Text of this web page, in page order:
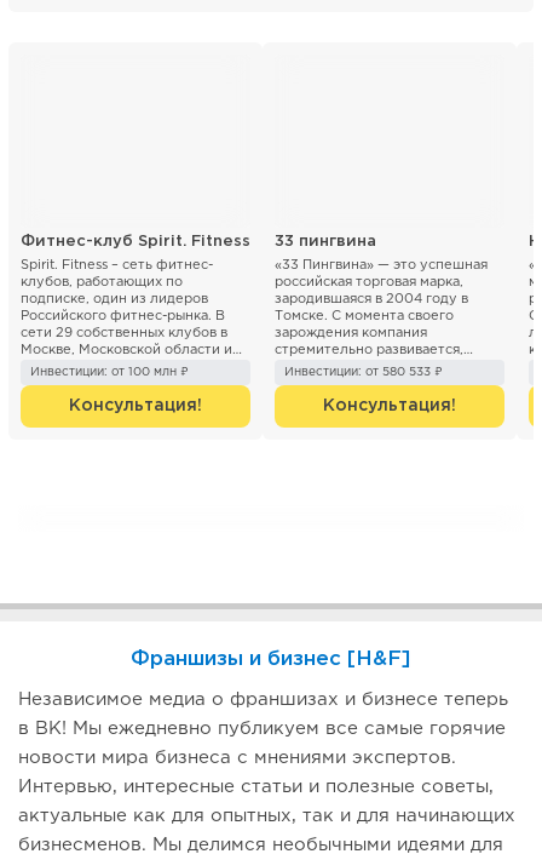
Фитнес-клуб Spirit. Fitness
Spirit. Fitness – сеть фитнес-
клубов, работающих по
подписке, один из лидеров
Российского фитнес-рынка. В
сети 29 собственных клубов в
Москве, Московской области и
Санкт- Петербурге. Компани...
Инвестиции: от 100 млн ₽
Консультация!
33 пингвина
«33 Пингвина» — это успешная
российская торговая марка,
зародившаяся в 2004 году в
Томске. С момента своего
зарождения компания
стремительно развивается,
расширяя сеть кафе и точек п...
Инвестиции: от 580 533 ₽
Консультация!
Франшизы и бизнес [H&F]
Независимое медиа о франшизах и бизнесе теперь
в ВК! Мы ежедневно публикуем все самые горячие
новости мира бизнеса с мнениями экспертов.
Интервью, интересные статьи и полезные советы,
актуальные как для опытных, так и для начинающих
бизнесменов. Мы делимся необычными идеями для